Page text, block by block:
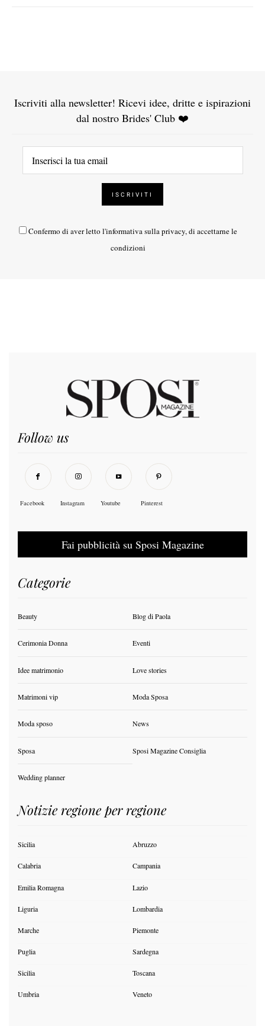
Iscriviti alla newsletter! Ricevi idee, dritte e ispirazioni
dal nostro Brides' Club ❤️
Confermo di aver letto l'informativa sulla privacy, di accettarne le
condizioni
Follow us
Facebook Instagram Youtube Pinterest
Fai pubblicità su Sposi Magazine
Categorie
Beauty Blog di Paola
Cerimonia Donna Eventi
Idee matrimonio Love stories
Matrimoni vip Moda Sposa
Moda sposo News
Sposa Sposi Magazine Consiglia
Wedding planner
Notizie regione per regione
Sicilia Abruzzo
Calabria Campania
Emilia Romagna Lazio
Liguria Lombardia
Marche Piemonte
Puglia Sardegna
Sicilia Toscana
Umbria Veneto